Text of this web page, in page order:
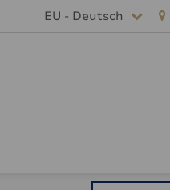
EU - Deutsch